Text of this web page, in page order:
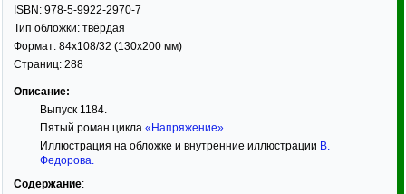
ISBN: 978-5-9922-2970-7
Тип обложки: твёрдая
Формат: 84x108/32 (130x200 мм)
Страниц: 288
Описание:
Выпуск 1184.
Пятый роман цикла «Напряжение».
Иллюстрация на обложке и внутренние иллюстрации В.
Федорова.
Содержание: